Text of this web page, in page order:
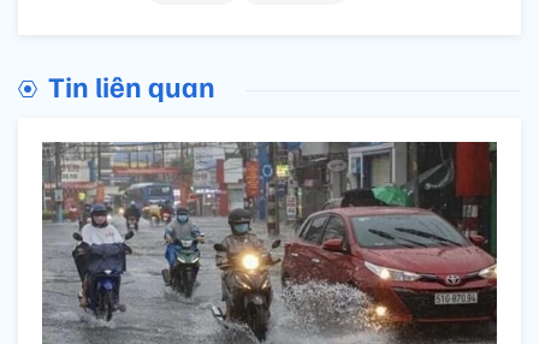
Tin liên quan